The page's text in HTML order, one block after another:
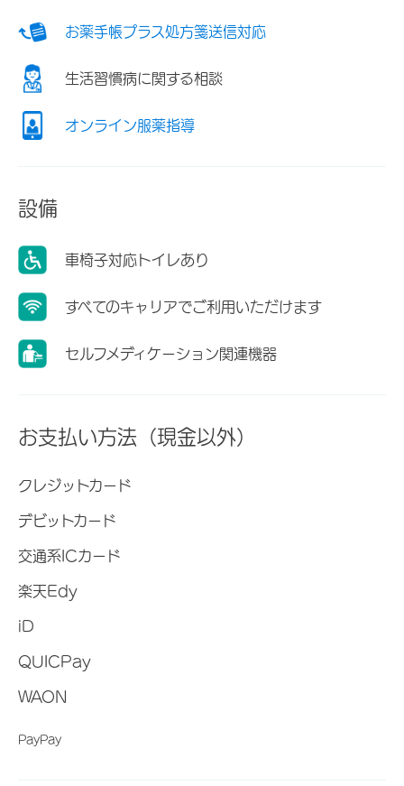
お薬手帳プラス処方箋送信対応
生活習慣病に関する相談
オンライン服薬指導
設備
車椅子対応トイレあり
すべてのキャリアでご利用いただけます
セルフメディケーション関連機器
お支払い方法（現金以外）
クレジットカード
デビットカード
交通系ICカード
楽天Edy
iD
QUICPay
WAON
PayPay